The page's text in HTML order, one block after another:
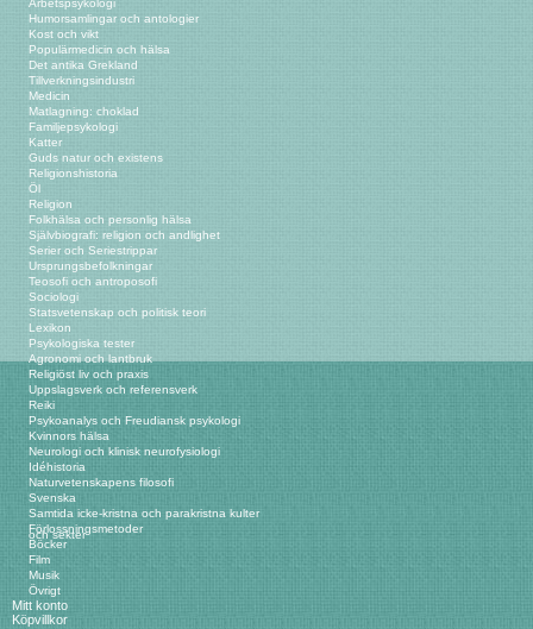
Arbetspsykologi
Humorsamlingar och antologier
Kost och vikt
Populärmedicin och hälsa
Det antika Grekland
Tillverkningsindustri
Medicin
Matlagning: choklad
Familjepsykologi
Katter
Guds natur och existens
Religionshistoria
Öl
Religion
Folkhälsa och personlig hälsa
Självbiografi: religion och andlighet
Serier och Seriestrippar
Ursprungsbefolkningar
Teosofi och antroposofi
Sociologi
Statsvetenskap och politisk teori
Lexikon
Psykologiska tester
Agronomi och lantbruk
Religiöst liv och praxis
Uppslagsverk och referensverk
Reiki
Psykoanalys och Freudiansk psykologi
Kvinnors hälsa
Neurologi och klinisk neurofysiologi
Idéhistoria
Naturvetenskapens filosofi
Svenska
Samtida icke-kristna och parakristna kulter
och sekter
Förlossningsmetoder
Böcker
Film
Musik
Övrigt
Mitt konto
Köpvillkor